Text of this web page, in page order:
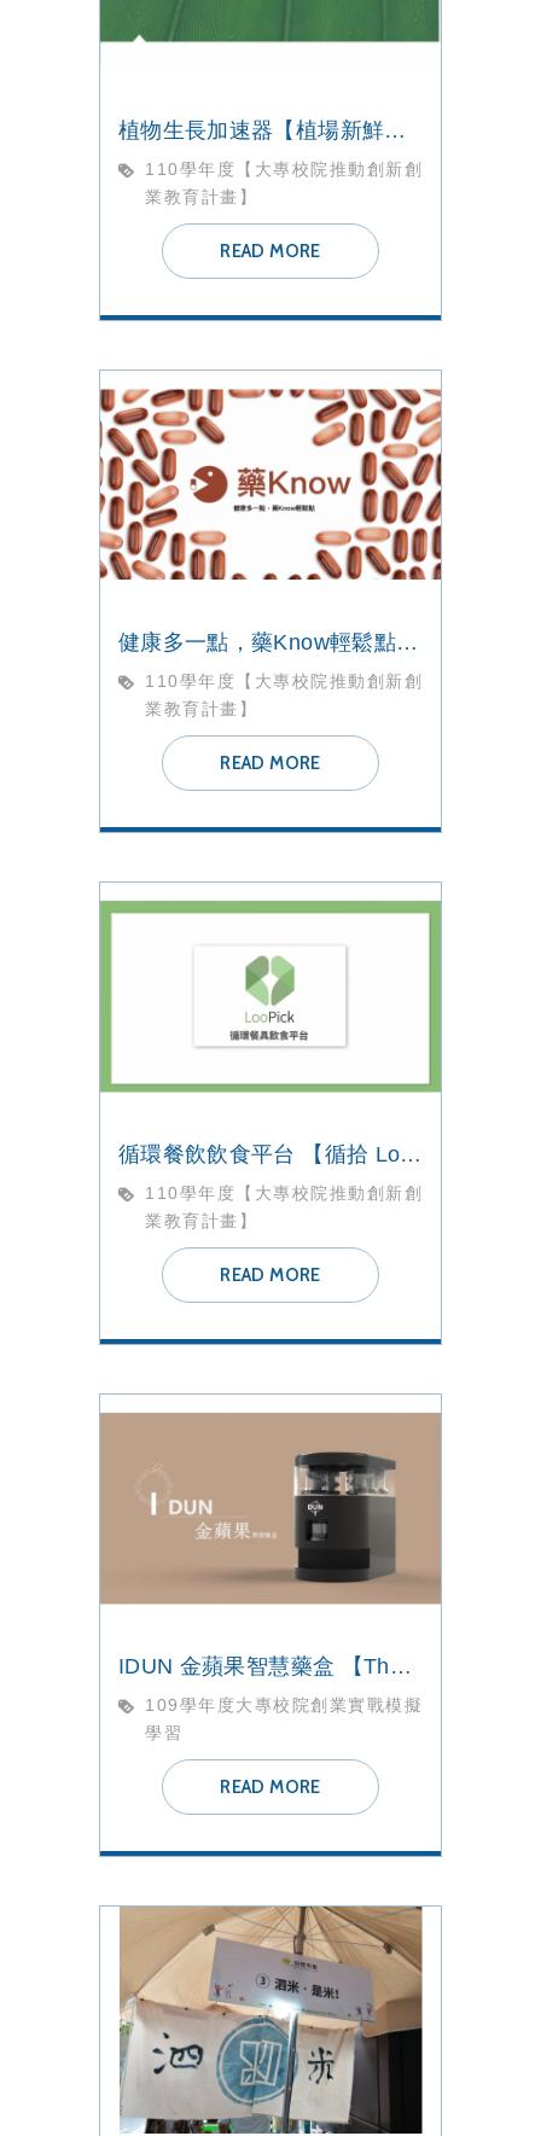
植物生長加速器【植場新鮮人】團隊
110學年度【大專校院推動創新創
業教育計畫】
READ MORE
健康多一點，藥Know輕鬆點【藥Know】團隊
110學年度【大專校院推動創新創
業教育計畫】
READ MORE
循環餐飲飲食平台 【循拾 LooPick】團隊
110學年度【大專校院推動創新創
業教育計畫】
READ MORE
IDUN 金蘋果智慧藥盒 【The Sane Lunatic】團隊
109學年度大專校院創業實戰模擬
學習
READ MORE